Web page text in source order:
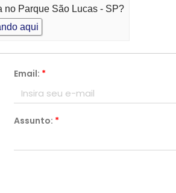
no Parque São Lucas - SP?
aqui
Email: *
Assunto: *